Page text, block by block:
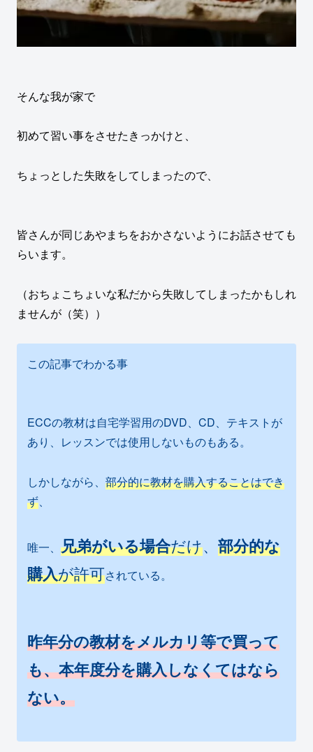
そんな我が家で
初めて習い事をさせたきっかけと、
ちょっとした失敗をしてしまったので、
皆さんが同じあやまちをおかさないようにお話させても
らいます。
（おちょこちょいな私だから失敗してしまったかもしれ
ませんが（笑））
この記事でわかる事
ECCの教材は自宅学習用のDVD、CD、テキストが
あり、レッスンでは使用しないものもある。
しかしながら、 部分的に教材を購入することはでき
ず、
唯一、 兄弟がいる場合だけ、 部分的な
購入が許可されている。
昨年分の教材をメルカリ等で買って
も、本年度分を購入しなくてはなら
ない。